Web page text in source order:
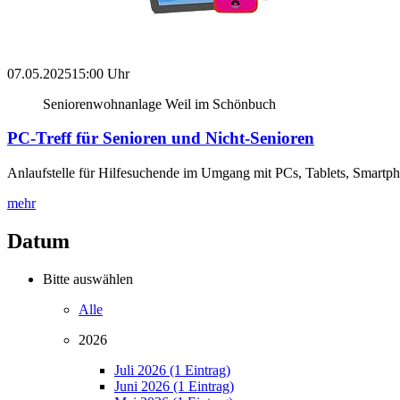
07.05.202515:00 Uhr
Seniorenwohnanlage Weil im Schönbuch
PC-Treff für Senioren und Nicht-Senioren
Anlaufstelle für Hilfesuchende im Umgang mit PCs, Tablets,
mehr
Datum
Bitte auswählen
Alle
2026
Juli 2026 (1 Eintrag)
Juni 2026 (1 Eintrag)